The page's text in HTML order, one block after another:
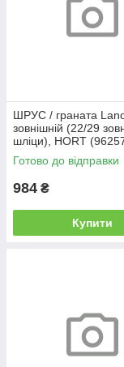
ШРУС / граната
зовнішній (22/29
шліци), HORT
367785
Готово до відправки
984 ₴
Купити